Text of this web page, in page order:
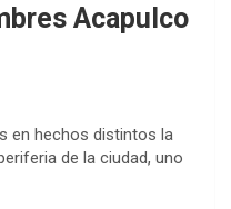
Acapulco
en hechos distintos la
de la ciudad, uno